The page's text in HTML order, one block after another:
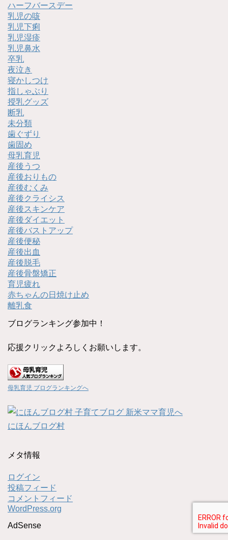
ハーフバースデー
乳児の咳
乳児下痢
乳児湿疹
乳児鼻水
卒乳
夜泣き
寝かしつけ
指しゃぶり
授乳グッズ
断乳
未分類
歯ぐずり
歯固め
母乳育児
産後うつ
産後おりもの
産後むくみ
産後クライシス
産後スキンケア
産後ダイエット
産後バストアップ
産後便秘
産後出血
産後脱毛
産後骨盤矯正
育児疲れ
赤ちゃんの日焼け止め
離乳食
ブログランキング参加中！
応援クリックよろしくお願いします。
母乳育児 ブログランキングへ
にほんブログ村
メタ情報
ログイン
投稿フィード
コメントフィード
WordPress.org
AdSense